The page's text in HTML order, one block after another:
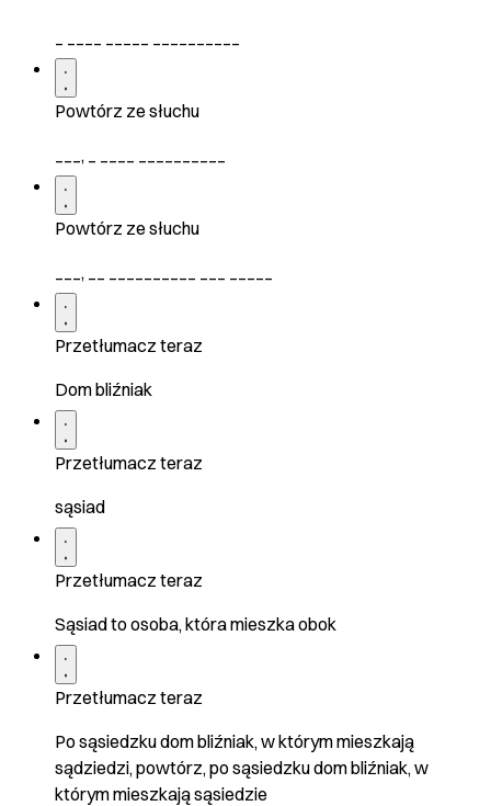
Powtórz ze słuchu
___, _ ____ __________
Powtórz ze słuchu
___, __ __________ ___ _____
Przetłumacz teraz
Dom bliźniak
Przetłumacz teraz
sąsiad
Przetłumacz teraz
Sąsiad to osoba, która mieszka obok
Przetłumacz teraz
Po sąsiedzku dom bliźniak, w którym mieszkają
sądziedzi, powtórz, po sąsiedzku dom bliźniak, w
którym mieszkają sąsiedzie